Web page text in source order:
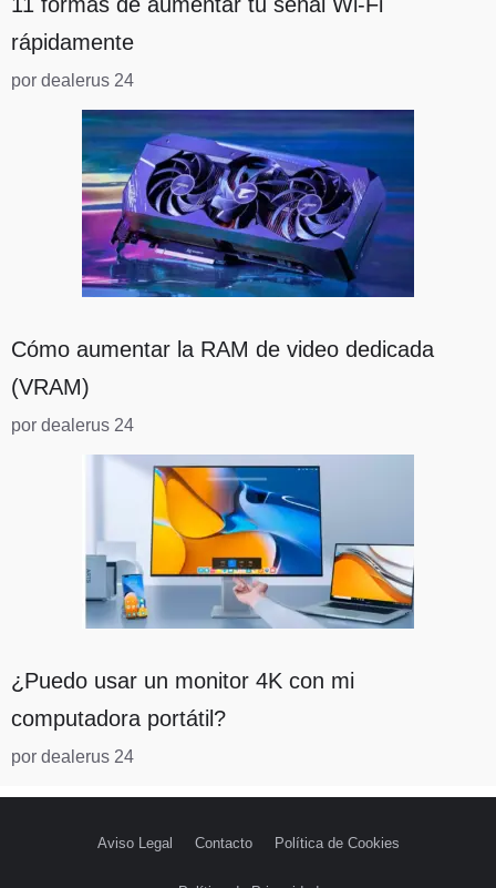
rápidamente
por dealerus 24
Cómo aumentar la RAM de video dedicada
(VRAM)
por dealerus 24
¿Puedo usar un monitor 4K con mi
computadora portátil?
por dealerus 24
Aviso Legal Contacto Política de Cookies